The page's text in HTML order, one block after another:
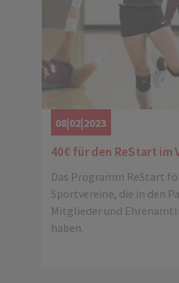
08|02|2023
40€ für den ReStart im
Das Programm ReStart
Sportvereine, die in den
Mitglieder und
haben.